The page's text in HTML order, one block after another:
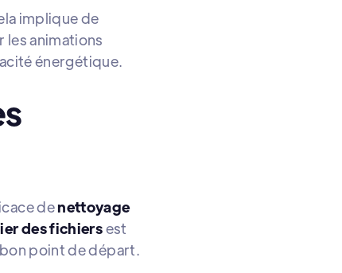
implique de
les animations
énergétique.
denettoyage
des fichiersest
point de départ.